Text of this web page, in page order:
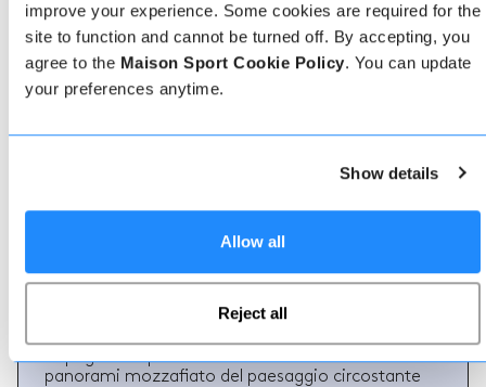
improve your experience. Some cookies are required for the
site to function and cannot be turned off. By accepting, you
agree to the Maison Sport Cookie Policy. You can update
your preferences anytime.
Show details
Allow all
Reject all
Whatsapp
Informazioni su Etna
Nord
Etna Nord, situato sul Monte Etna in Sicilia, offre
stagione invernale. Con la sua elevata altitudine e
impegnative per sciatori e snowboarder. Goditi
panorami mozzafiato del paesaggio circostante